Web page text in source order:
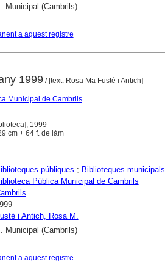
Municipal (Cambrils)
a aquest registre
1999/ [text: Rosa Ma Fusté i Antich]
Municipal de Cambrils.
1999
cm + 64 f. de làm
públiques ; Biblioteques municipals
Pública Municipal de Cambrils
i Antich, Rosa M.
Municipal (Cambrils)
a aquest registre